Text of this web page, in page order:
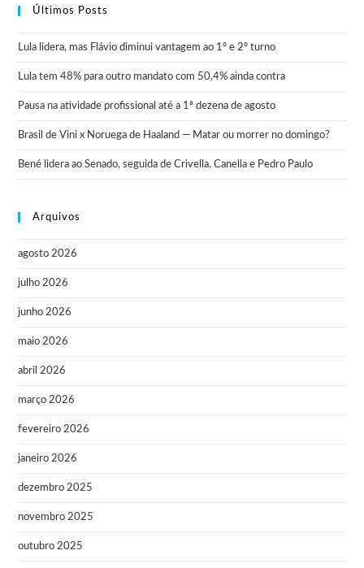
Últimos Posts
Lula lidera, mas Flávio diminui vantagem ao 1º e 2º turno
Lula tem 48% para outro mandato com 50,4% ainda contra
Pausa na atividade profissional até a 1ª dezena de agosto
Brasil de Vini x Noruega de Haaland — Matar ou morrer no domingo?
Bené lidera ao Senado, seguida de Crivella, Canella e Pedro Paulo
Arquivos
agosto 2026
julho 2026
junho 2026
maio 2026
abril 2026
março 2026
fevereiro 2026
janeiro 2026
dezembro 2025
novembro 2025
outubro 2025